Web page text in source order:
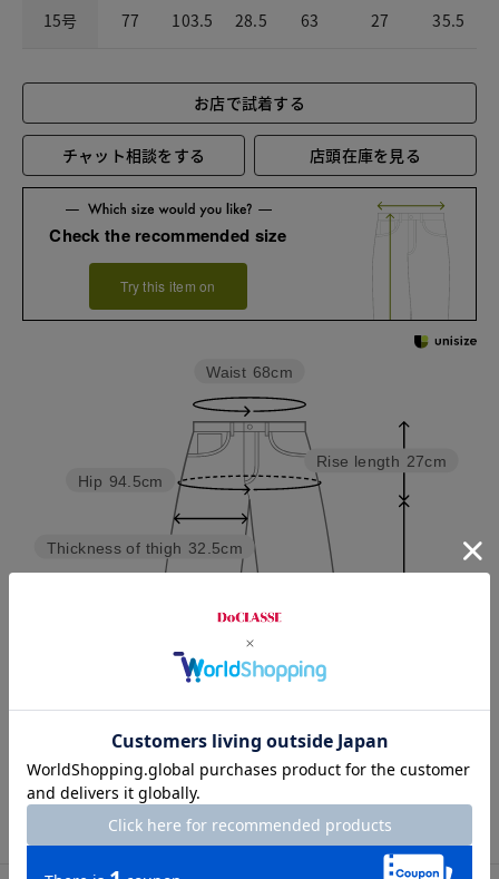
15号 77 103.5 28.5 63 27 35.5
お店で試着する
チャット相談をする 店頭在庫を見る
Check the recommended size
Try this item on
Rise length 27cm
Thickness of thigh 32.5cm
Hip 94.5cm
Waist 68cm
5号 7号 9号 11号 13号 15号